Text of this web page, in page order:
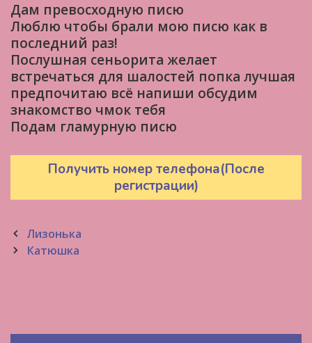
Дам превосходную писю
Люблю чтобы брали мою писю как в
последний раз!
Послушная сеньорита желает
встречаться для шалостей попка лучшая
предпочитаю всё напиши обсудим
знакомство чмок тебя
Подам гламурную писю
Получить номер телефона(После
регистрации)
Post
navigation
Лизонька
Катюшка